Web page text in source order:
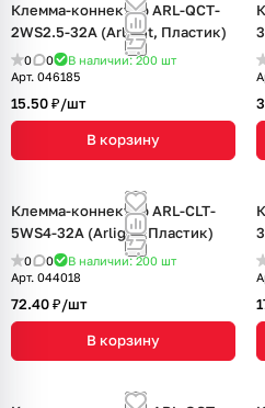
Клемма-коннектор ARL-QCT-
2WS2.5-32A (Arlight, Пластик)
0 0 В наличии: 200 шт
Арт. 046185
15.50 ₽/шт
В корзину
Клемма-коннектор ARL-CLT-
5WS4-32A (Arlight, Пластик)
0 0 В наличии: 200 шт
Арт. 044018
72.40 ₽/шт
В корзину